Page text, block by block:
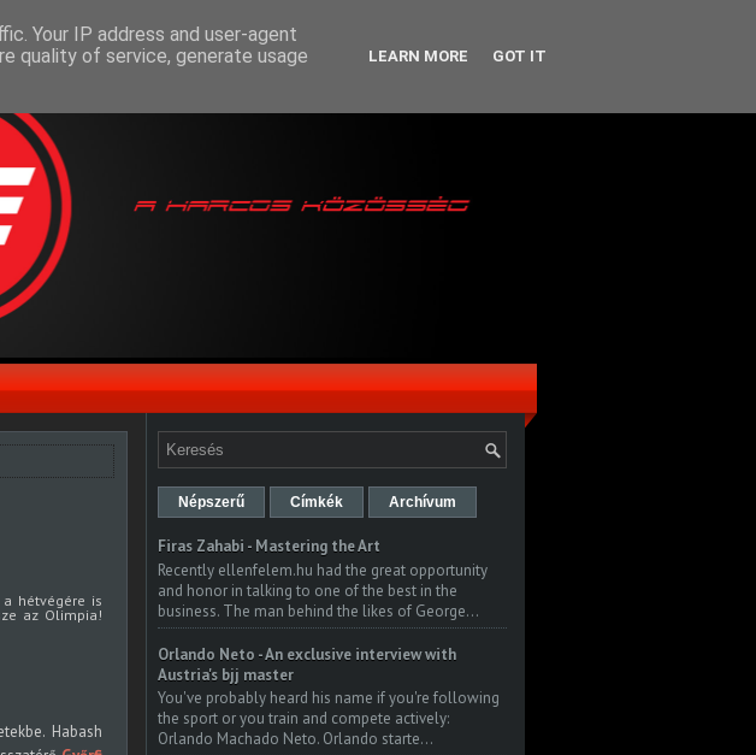
hétvégére is
az Olimpia!
Habash
Népszerű Címkék Archívum
Firas Zahabi - Mastering the Art
Recently ellenfelem.hu had the great opportunity
and honor in talking to one of the best in the
business. The man behind the likes of George...
Orlando Neto - An exclusive interview with
Austria's bjj master
You've probably heard his name if you're following
the sport or you train and compete actively:
Orlando Machado Neto. Orlando starte...
Your IP address and user-agent
quality of service, generate usage
LEARN MORE GOT IT